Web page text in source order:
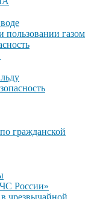
пользовании газом
гражданской
России»
чрезвычайной